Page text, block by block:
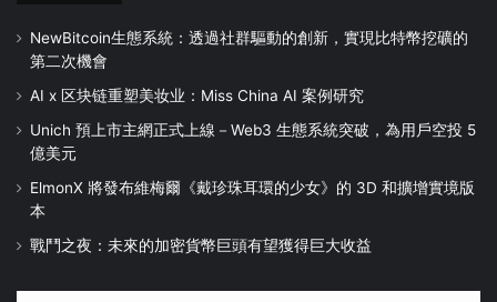
NewBitcoin生態系統：透過社群驅動的創新，實現比特幣挖礦的
第二次機會
AI x 区块链重塑美妆业：Miss China AI 案例研究
Unich 預上市主網正式上線－Web3 生態系統突破，為用戶空投 5
億美元
ElmonX 將發布維梅爾《戴珍珠耳環的少女》的 3D 和擴增實境版
本
戰鬥之夜：未來的加密貨幣巨頭有望獲得巨大收益